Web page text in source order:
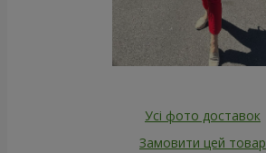
Усі фото доставок
Замовити цей товар